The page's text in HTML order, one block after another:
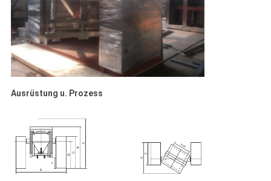
Ausrüstung u. Prozess